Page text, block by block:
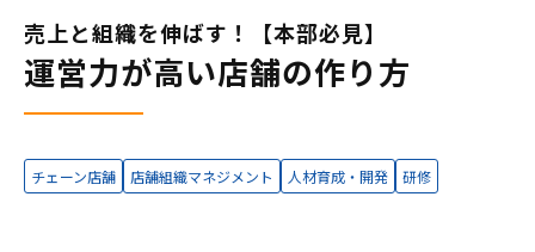
売上と組織を伸ばす！【本部必見】
運営力が高い店舗の作り方
チェーン店舗 店舗組織マネジメント 人材育成・開発 研修